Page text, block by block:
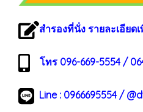
สำรองที่นั่ง รายละเอียด
โทร 096-669-5554 /
Line : 0966695554/